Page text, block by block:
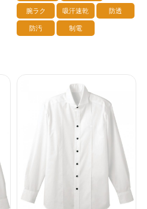
腕ラク 吸汗速乾 防透
防汚 制電